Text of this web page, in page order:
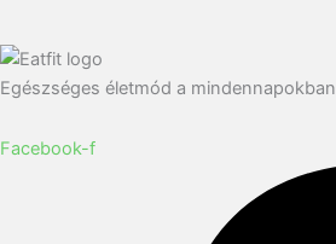
Egészséges életmód a mindennapokban
Facebook-f